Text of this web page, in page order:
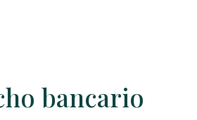
bancario